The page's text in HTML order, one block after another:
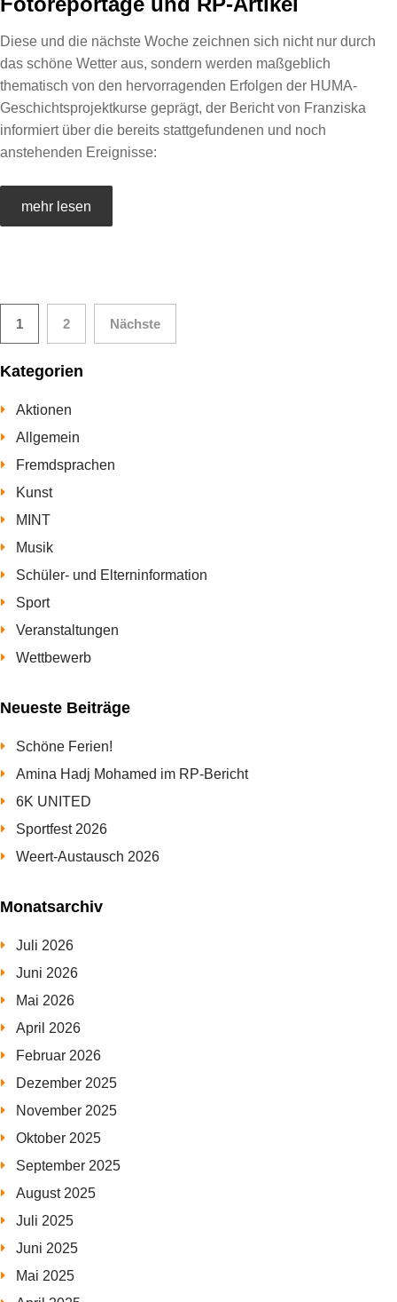
Diese und die nächste Woche zeichnen sich nicht nur durch
das schöne Wetter aus, sondern werden maßgeblich
thematisch von den hervorragenden Erfolgen der HUMA-
Geschichtsprojektkurse geprägt, der Bericht von Franziska
informiert über die bereits stattgefundenen und noch
anstehenden Ereignisse:
mehr lesen
Seitennummerierung
der
Beiträge
1 2 Nächste
Kategorien
Aktionen
Allgemein
Fremdsprachen
Kunst
MINT
Musik
Schüler- und Elterninformation
Sport
Veranstaltungen
Wettbewerb
Neueste Beiträge
Schöne Ferien!
Amina Hadj Mohamed im RP-Bericht
6K UNITED
Sportfest 2026
Weert-Austausch 2026
Monatsarchiv
Juli 2026
Juni 2026
Mai 2026
April 2026
Februar 2026
Dezember 2025
November 2025
Oktober 2025
September 2025
August 2025
Juli 2025
Juni 2025
Mai 2025